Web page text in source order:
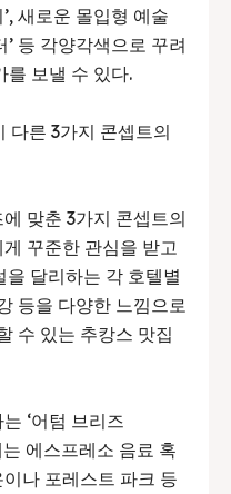
새로운 몰입형 예술
등 각양각색으로 꾸려
를 보낼 수 있다.
다른 3가지 콘셉트의
맞춘 3가지 콘셉트의
꾸준한 관심을 받고
달리하는 각 호텔별
등을 다양한 느낌으로
수 있는 추캉스 맛집
‘어텀 브리즈
에스프레소 음료 혹
나 포레스트 파크 등